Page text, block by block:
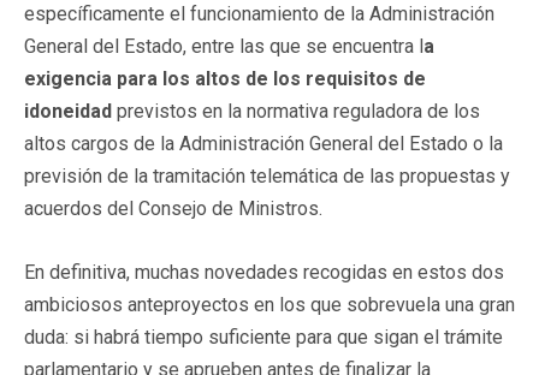
específicamente el funcionamiento de la Administración
General del Estado, entre las que se encuentra la
exigencia para los altos de los requisitos de
idoneidad previstos en la normativa reguladora de los
altos cargos de la Administración General del Estado o la
previsión de la tramitación telemática de las propuestas y
acuerdos del Consejo de Ministros.
En definitiva, muchas novedades recogidas en estos dos
ambiciosos anteproyectos en los que sobrevuela una gran
duda: si habrá tiempo suficiente para que sigan el trámite
parlamentario y se aprueben antes de finalizar la